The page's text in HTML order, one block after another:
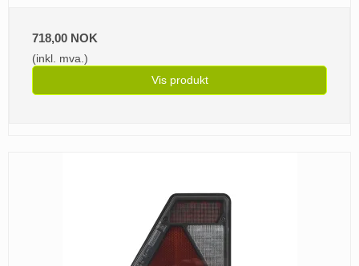
718,00 NOK
(inkl. mva.)
Vis produkt